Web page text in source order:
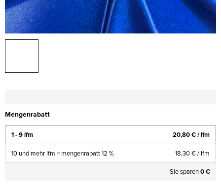
Mengenrabatt
1 - 9 lfm 20,80 €/ lfm
10 und mehr lfm = mengenrabatt 12 % 18,30 €/ lfm
Sie sparen0 €